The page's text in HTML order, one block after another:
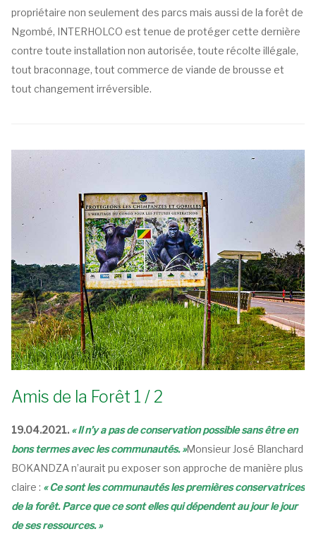
propriétaire non seulement des parcs mais aussi de la forêt de
Ngombé, INTERHOLCO est tenue de protéger cette dernière
contre toute installation non autorisée, toute récolte illégale,
tout braconnage, tout commerce de viande de brousse et
tout changement irréversible.
Amis de la Forêt 1 / 2
19.04.2021. « Il n’y a pas de conservation possible sans être en
bons termes avec les communautés. »Monsieur José Blanchard
BOKANDZA n’aurait pu exposer son approche de manière plus
claire : « Ce sont les communautés les premières conservatrices
de la forêt. Parce que ce sont elles qui dépendent au jour le jour
de ses ressources. »